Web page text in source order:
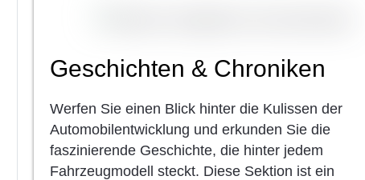
Geschichten & Chroniken
Werfen Sie einen Blick hinter die Kulissen der
Automobilentwicklung und erkunden Sie die
faszinierende Geschichte, die hinter jedem
Fahrzeugmodell steckt. Diese Sektion ist ein